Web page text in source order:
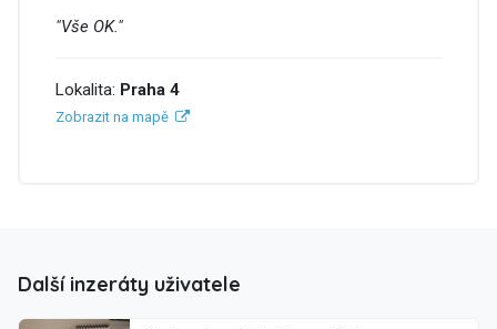
"Vše OK."
Lokalita: Praha 4
Zobrazit na mapě
Další inzeráty uživatele